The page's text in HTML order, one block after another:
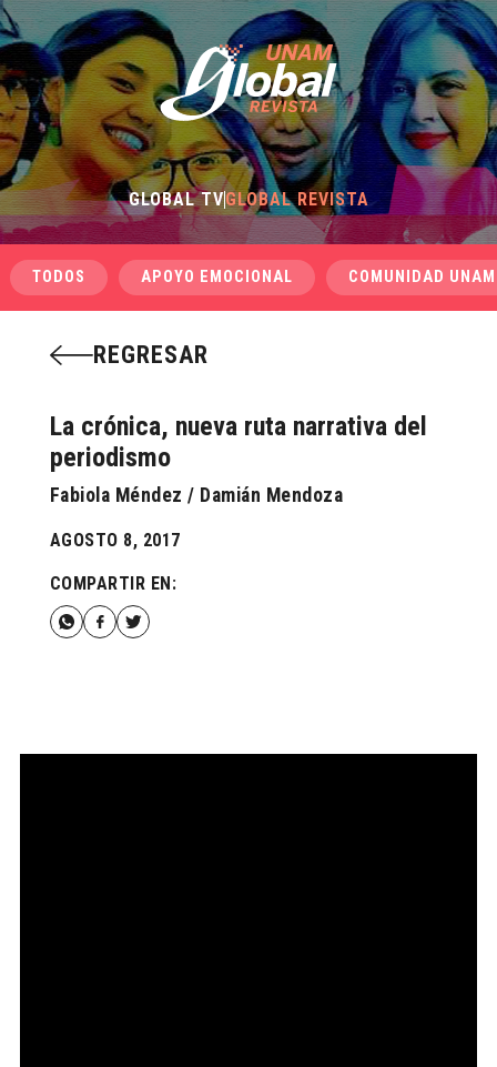
GLOBAL TVGLOBAL REVISTA
TODOS APOYO EMOCIONAL COMUNIDAD UNAM
REGRESAR
La crónica, nueva ruta narrativa del
periodismo
Fabiola Méndez / Damián Mendoza
AGOSTO 8, 2017
COMPARTIR EN: